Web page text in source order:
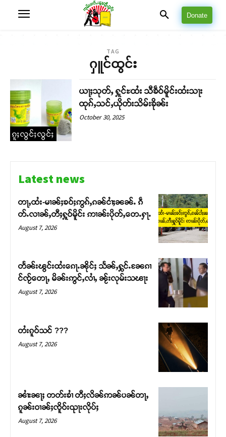
တႃႇႁႂ်ႈသဵင်ၵၢင်ၸႂ်ၵူၼ်းမိူင်း ၵူႈတီႈၵူႈလႅၼ်ပေႃးတေၸွ
တ်ႇ တူဝ်ႈလုမ်ႈၾႃႉၼၼ်ႉ ၶဝ်ႈႁူမ်ႈၵမ်ႉထႅမ် ၸုမ်းၶၢ
ဝ်ႇၽူႈတွႆႇႁွၵ်ႈ လႆႈယူႇၶႃႈဢေႃႈ။
Donate
TAG
ႁူင်ထွင်း
ၵူႈလွင်ႈလွင်ႈ
ယႃႈသုတ်ႇ ႁူင်ႊထႆး သီၶဵဝ်မိူင်းထႆးသႃး
ထုၵ်ႇသင်ႇယိုတ်းသိမ်းၶိုၼ်း
October 30, 2025
Latest news
တႃႇထႆး-မၢၼ်ႈၶဝ်ႈဢွၵ်ႇၵၼ်ငၢႆႈၼၼ်ႉ ၵဵ
တ်ႉလၢၼ်ႇတီႈႁူဝ်မိူင်း ဢၢၼ်းပိုတ်ႇတေႉႁႃႉ
August 7, 2026
တႅၼ်းၽွင်းထႆးၵေႃႉၼိုင်ႈ သႅၼ်ႇႁွင်ႉၼႄၵၢ
င်ၸႂ်တေႃႇ မိၼ်းဢွင်ႇလၢႆႇ ၼႂ်းလုမ်းသၽႃး
August 7, 2026
တႆးၵူဝ်သင် ???
August 7, 2026
ၼၢႆးၼႃႈ တတ်းၶၢႆ တီႈလိၼ်ဢၼ်ပၼ်တႃႇ
ၵူၼ်းဝၢၼ်ႈၸိူဝ်းၺႃးလိုပ်ႈ
August 7, 2026